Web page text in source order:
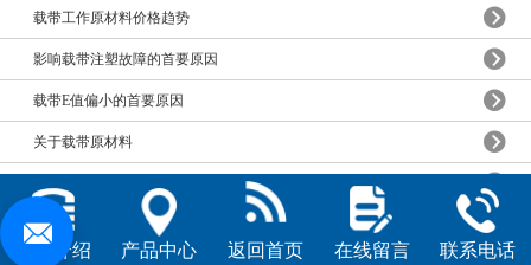
载带工作原材料价格趋势
影响载带注塑故障的首要原因
载带E值偏小的首要原因
关于载带原材料
载带出产速度与外观的关系
公司介绍 产品中心 返回首页 在线留言 联系电话